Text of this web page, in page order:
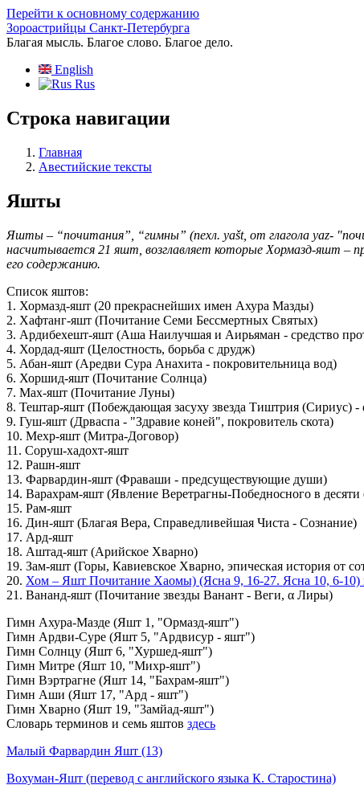
Перейти к основному содержанию
Зороастрийцы Санкт-Петербурга
Благая мысль. Благое слово. Благое дело.
English
Rus
Строка навигации
Главная
Авестийские тексты
Яшты
Яшты – “почитания”, “гимны” (пехл. yašt, от глагола yaz-
насчитывается 21 яшт, возглавляет которые Хормазд-яшт –
его содержанию.
Список яштов:
1. Хормазд-яшт (20 прекраснейших имен Ахура Мазды)
2. Хафтанг-яшт (Почитание Семи Бессмертных Святых)
3. Ардибехешт-яшт (Аша Наилучшая и Аирьяман - средство
4. Хордад-яшт (Целостность, борьба с друдж)
5. Абан-яшт (Аредви Сура Анахита - покровительница вод)
6. Хоршид-яшт (Почитание Солнца)
7. Мах-яшт (Почитание Луны)
8. Тештар-яшт (Побеждающая засуху звезда Тиштрия (Сириус)
9. Гуш-яшт (Дрваспа - "Здравие коней", покровитель скота)
10. Мехр-яшт (Митра-Договор)
11. Соруш-хадохт-яшт
12. Рашн-яшт
13. Фарвардин-яшт (Фраваши - предсуществующие души)
14. Варахрам-яшт (Явление Веретрагны-Победносного в десяти
15. Рам-яшт
16. Дин-яшт (Благая Вера, Справедливейшая Чиста - Сознание)
17. Ард-яшт
18. Аштад-яшт (Арийское Хварно)
19. Зам-яшт (Горы, Кавиевское Хварно, эпическая история от
20. Хом – Яшт Почитание Хаомы) (Ясна 9, 16-27. Ясна 10, 6-10)
21. Вананд-яшт (Почитание звезды Ванант - Веги, α Лиры)
Гимн Ахура-Мазде (Яшт 1, "Ормазд-яшт")
Гимн Ардви-Суре (Яшт 5, "Ардвисур - яшт")
Гимн Солнцу (Яшт 6, "Хуршед-яшт")
Гимн Митре (Яшт 10, "Михр-яшт")
Гимн Вэртрагне (Яшт 14, "Бахрам-яшт")
Гимн Аши (Яшт 17, "Ард - яшт")
Гимн Хварно (Яшт 19, "3амйад-яшт")
Словарь терминов и семь яштов здесь
Малый Фарвардин Яшт (13)
Вохуман-Яшт (перевод с английского языка К. Старостина)